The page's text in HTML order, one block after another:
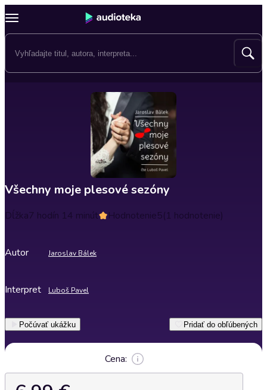
Všechny moje plesové sezóny
Dĺžka7 hodín 14 minút Hodnotenie5(1 hodnotenie)
Autor Jaroslav Bálek
Interpret Luboš Pavel
Počúvať ukážku Pridať do obľúbených
Cena: